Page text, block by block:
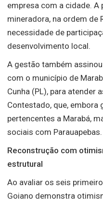
empresa com a cidade.
mineradora, na ordem de
necessidade de
desenvolvimento local.
A gestão também
com o município de
Cunha (PL), para atender
Contestado, que, embora
pertencentes a Marabá,
sociais com Parauapebas.
Reconstrução com
estrutural
Ao avaliar os seis
Goiano demonstra